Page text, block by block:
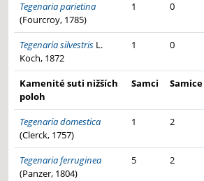
Tegenaria parietina
(Fourcroy, 1785)
1 0
Tegenaria silvestris L.
Koch, 1872
1 0
Kamenité suti nižších
poloh
Samci Samice
Tegenaria domestica
(Clerck, 1757)
1 2
Tegenaria ferruginea
(Panzer, 1804)
5 2